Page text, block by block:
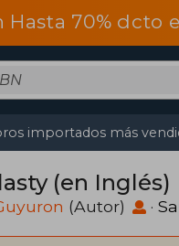
Hasta 70% dcto
importados más
(en Inglés)
(Autor) ·